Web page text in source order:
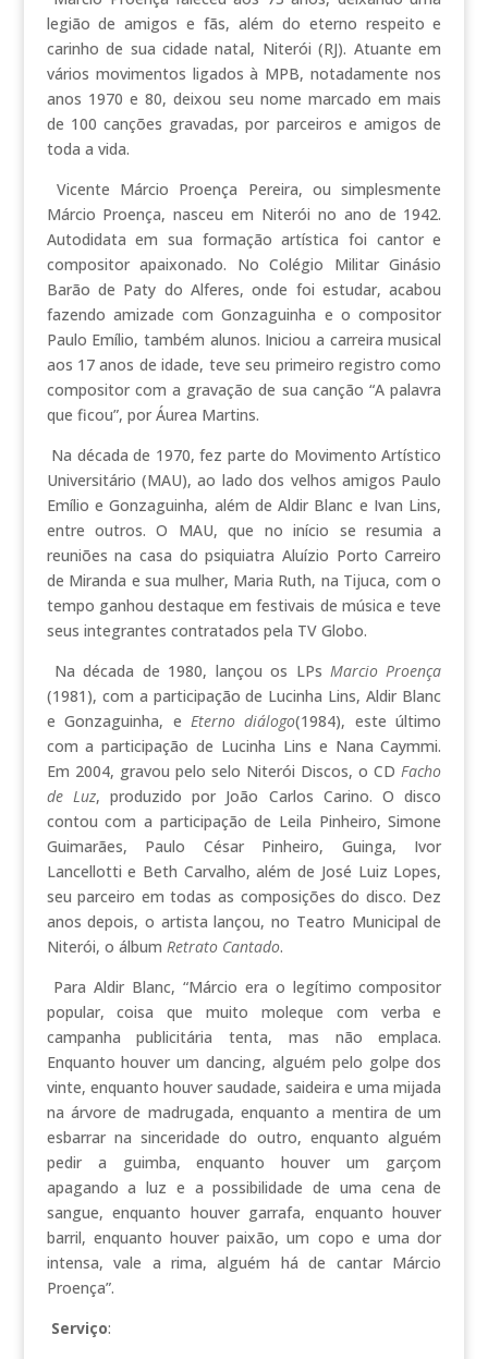
legião de amigos e fãs, além do eterno respeito e
carinho de sua cidade natal, Niterói (RJ). Atuante em
vários movimentos ligados à MPB, notadamente nos
anos 1970 e 80, deixou seu nome marcado em mais
de 100 canções gravadas, por parceiros e amigos de
toda a vida.
Vicente Márcio Proença Pereira, ou simplesmente
Márcio Proença, nasceu em Niterói no ano de 1942.
Autodidata em sua formação artística foi cantor e
compositor apaixonado. No Colégio Militar Ginásio
Barão de Paty do Alferes, onde foi estudar, acabou
fazendo amizade com Gonzaguinha e o compositor
Paulo Emílio, também alunos. Iniciou a carreira musical
aos 17 anos de idade, teve seu primeiro registro como
compositor com a gravação de sua canção “A palavra
que ficou”, por Áurea Martins.
Na década de 1970, fez parte do Movimento Artístico
Universitário (MAU), ao lado dos velhos amigos Paulo
Emílio e Gonzaguinha, além de Aldir Blanc e Ivan Lins,
entre outros. O MAU, que no início se resumia a
reuniões na casa do psiquiatra Aluízio Porto Carreiro
de Miranda e sua mulher, Maria Ruth, na Tijuca, com o
tempo ganhou destaque em festivais de música e teve
seus integrantes contratados pela TV Globo.
Na década de 1980, lançou os LPs Marcio Proença
(1981), com a participação de Lucinha Lins, Aldir Blanc
e Gonzaguinha, e Eterno diálogo(1984), este último
com a participação de Lucinha Lins e Nana Caymmi.
Em 2004, gravou pelo selo Niterói Discos, o CDFacho
de Luz, produzido por João Carlos Carino. O disco
contou com a participação de Leila Pinheiro, Simone
Guimarães, Paulo César Pinheiro, Guinga, Ivor
Lancellotti e Beth Carvalho, além de José Luiz Lopes,
seu parceiro em todas as composições do disco. Dez
anos depois, o artista lançou, no Teatro Municipal de
Niterói, o álbum Retrato Cantado.
Para Aldir Blanc, “Márcio era o legítimo compositor
popular, coisa que muito moleque com verba e
campanha publicitária tenta, mas não emplaca.
Enquanto houver um dancing, alguém pelo golpe dos
vinte, enquanto houver saudade, saideira e uma mijada
na árvore de madrugada, enquanto a mentira de um
esbarrar na sinceridade do outro, enquanto alguém
pedir a guimba, enquanto houver um garçom
apagando a luz e a possibilidade de uma cena de
sangue, enquanto houver garrafa, enquanto houver
barril, enquanto houver paixão, um copo e uma dor
intensa, vale a rima, alguém há de cantar Márcio
Proença”.
Serviço: